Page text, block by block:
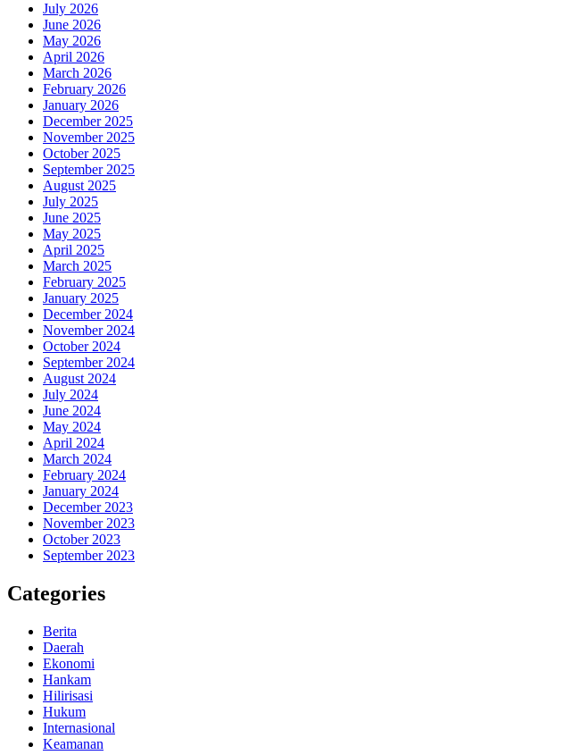
July 2026
June 2026
May 2026
April 2026
March 2026
February 2026
January 2026
December 2025
November 2025
October 2025
September 2025
August 2025
July 2025
June 2025
May 2025
April 2025
March 2025
February 2025
January 2025
December 2024
November 2024
October 2024
September 2024
August 2024
July 2024
June 2024
May 2024
April 2024
March 2024
February 2024
January 2024
December 2023
November 2023
October 2023
September 2023
Categories
Berita
Daerah
Ekonomi
Hankam
Hilirisasi
Hukum
Internasional
Keamanan